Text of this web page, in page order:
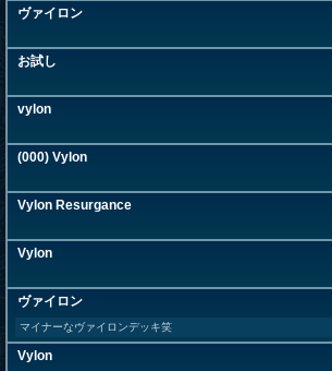
ヴァイロン
お試し
vylon
(000) Vylon
Vylon Resurgance
Vylon
ヴァイロン
マイナーなヴァイロンデッキ笑
Vylon